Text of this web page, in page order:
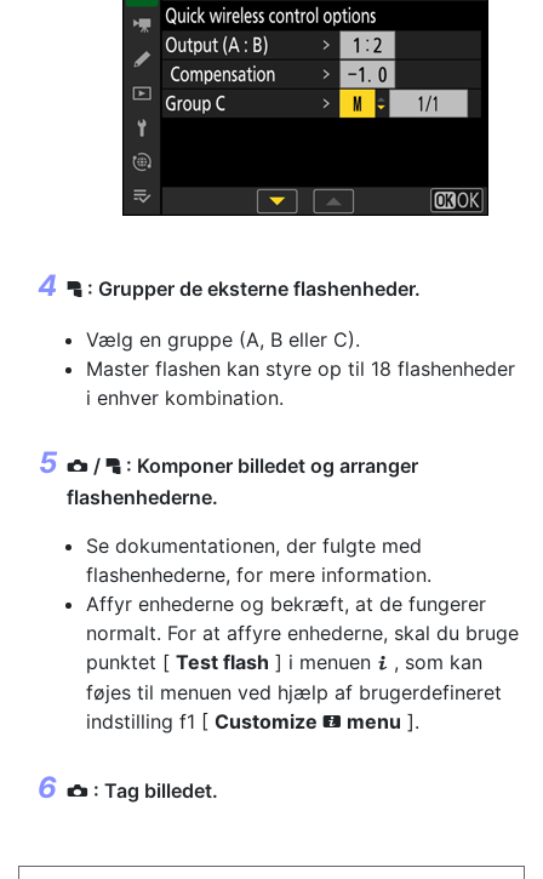
f : Grupper de eksterne flashenheder.
Vælg en gruppe (A, B eller C).
Master flashen kan styre op til 18 flashenheder
i enhver kombination.
C / f : Komponer billedet og arranger
flashenhederne.
Se dokumentationen, der fulgte med
flashenhederne, for mere information.
Affyr enhederne og bekræft, at de fungerer
normalt. For at affyre enhederne, skal du bruge
punktet [ Test flash ] i menuen i , som kan
føjes til menuen ved hjælp af brugerdefineret
indstilling f1 [ Customize i menu ].
C : Tag billedet.